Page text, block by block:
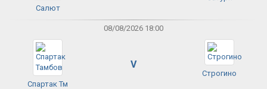
Салют
08/08/2026 18:00
Спартак Тм
V
Строгино